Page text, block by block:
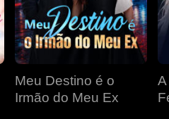
Meu Destino é o
Irmão do Meu Ex